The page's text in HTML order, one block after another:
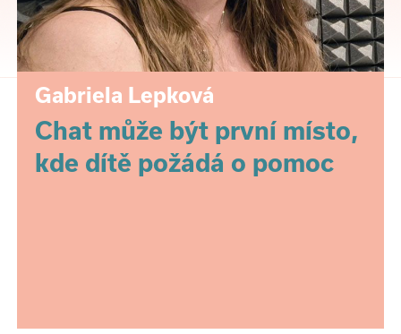
Gabriela Lepková
Chat může být první místo,
kde dítě požádá o pomoc